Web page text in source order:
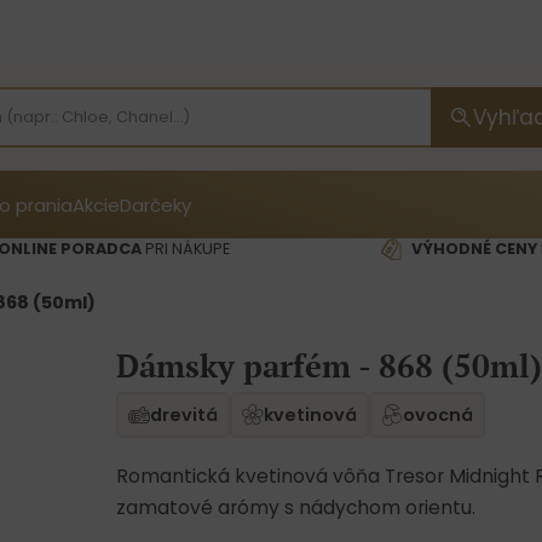
praniaAkcieDarčeky
PORADCAPRI NÁKUPE VÝHODNÉ CENY
(50ml)
Dámsky parfém - 868 (50ml)
drevitá kvetinová ovocná
Romantická kvetinová vôňa Tresor
zamatové arómy s nádychom orientu.